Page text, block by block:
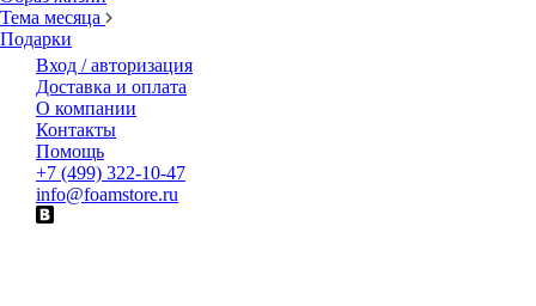
Тема месяца
Подарки
Вход / авторизация
Доставка и оплата
О компании
Контакты
Помощь
+7 (499) 322-10-47
info@foamstore.ru